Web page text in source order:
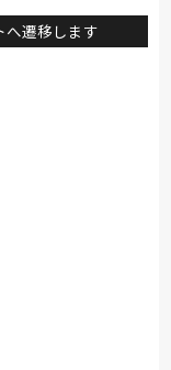
へ遷移します